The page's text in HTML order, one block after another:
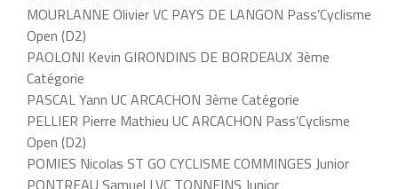
MOURLANNE Olivier VC PAYS DE LANGON Pass’Cyclisme
Open (D2)
PAOLONI Kevin GIRONDINS DE BORDEAUX 3ème
Catégorie
PASCAL Yann UC ARCACHON 3ème Catégorie
PELLIER Pierre Mathieu UC ARCACHON Pass’Cyclisme
Open (D2)
POMIES Nicolas ST GO CYCLISME COMMINGES Junior
PONTREAU Samuel LVC TONNEINS Junior